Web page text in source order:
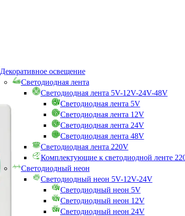
Декоративное освещение
Светодиодная лента
Светодиодная лента 5V-12V-24V-48V
Светодиодная лента 5V
Светодиодная лента 12V
Светодиодная лента 24V
Светодиодная лента 48V
Светодиодная лента 220V
Комплектующие к светодиодной ленте
Светодиодный неон
Светодиодный неон 5V-12V-24V
Светодиодный неон 5V
Светодиодный неон 12V
Светодиодный неон 24V